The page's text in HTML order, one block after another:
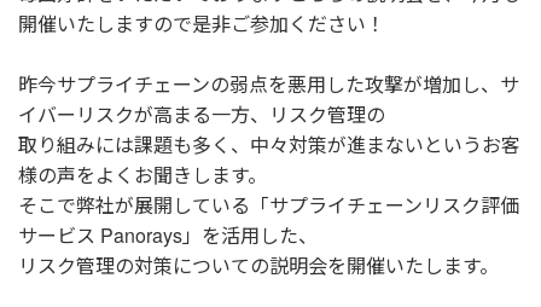
開催いたしますので是非ご参加ください！
昨今サプライチェーンの弱点を悪用した攻撃が増加し、サ
イバーリスクが高まる一方、リスク管理の
取り組みには課題も多く、中々対策が進まないというお客
様の声をよくお聞きします。
そこで弊社が展開している「サプライチェーンリスク評価
サービス Panorays」を活用した、
リスク管理の対策についての説明会を開催いたします。